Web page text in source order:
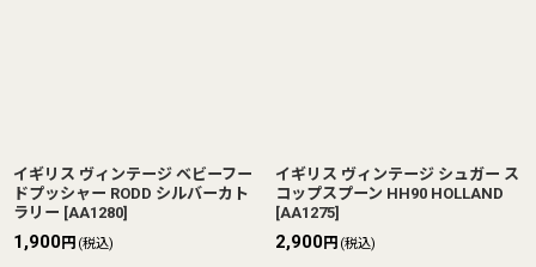
イギリス ヴィンテージ ベビーフー
ドプッシャー RODD シルバーカト
ラリー [AA1280]
1,900円 (税込)
イギリス ヴィンテージ シュガー ス
コップスプーン HH90 HOLLAND
[AA1275]
2,900円 (税込)